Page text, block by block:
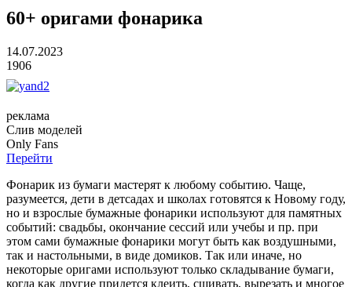
60+ оригами фонарика
14.07.2023
1906
реклама
Слив моделей
Only Fans
Перейти
Фонарик из бумаги мастерят к любому событию. Чаще,
разумеется, дети в детсадах и школах готовятся к Новому году,
но и взрослые бумажные фонарики используют для памятных
событий: свадьбы, окончание сессий или учебы и пр. при
этом сами бумажные фонарики могут быть как воздушными,
так и настольными, в виде домиков. Так или иначе, но
некоторые оригами используют только складывание бумаги,
когда как другие придется клеить, сшивать, вырезать и многое